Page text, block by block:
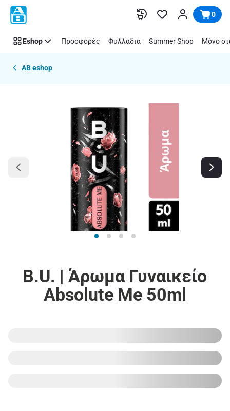
Παράλειψη 0
Eshop Προσφορές Φυλλάδια Summer Shop Μόνο
AB eshop
B.U. | Άρωμα Γυναικείο
Absolute Me 50ml